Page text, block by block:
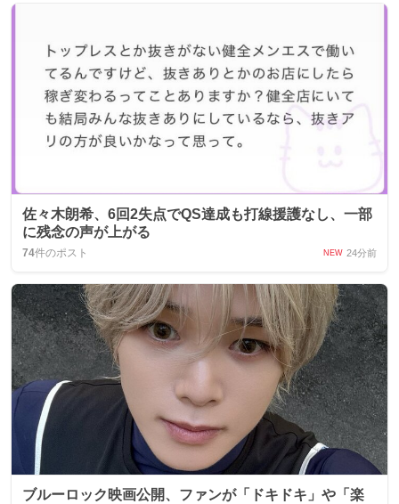
佐々木朗希、6回2失点でQS達成も打線援護なし、一部
に残念の声が上がる
74件のポスト NEW 24分前
ブルーロック映画公開、ファンが「ドキドキ」や「楽